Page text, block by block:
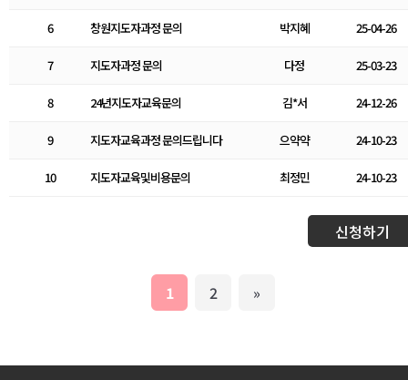
6 창원지도자과정 문의 박지혜 25-04-26
7 지도자과정 문의 다정 25-03-23
8 24년지도자교육문의 김*서 24-12-26
9 지도자교육과정 문의드립니다 으약약 24-10-23
10 지도자교육및비용문의 최정민 24-10-23
신청하기
1 2 »